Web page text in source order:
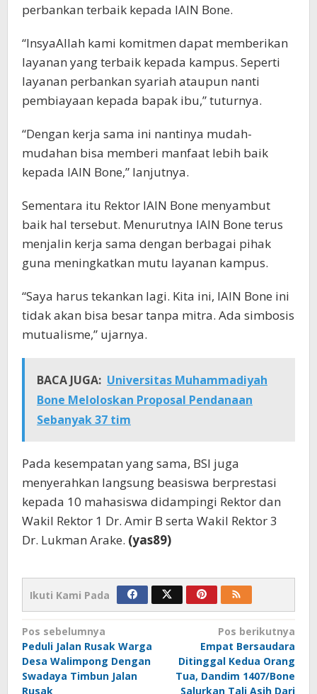
perbankan terbaik kepada IAIN Bone.
“InsyaAllah kami komitmen dapat memberikan
layanan yang terbaik kepada kampus. Seperti
layanan perbankan syariah ataupun nanti
pembiayaan kepada bapak ibu,” tuturnya.
“Dengan kerja sama ini nantinya mudah-
mudahan bisa memberi manfaat lebih baik
kepada IAIN Bone,” lanjutnya.
Sementara itu Rektor IAIN Bone menyambut
baik hal tersebut. Menurutnya IAIN Bone terus
menjalin kerja sama dengan berbagai pihak
guna meningkatkan mutu layanan kampus.
“Saya harus tekankan lagi. Kita ini, IAIN Bone ini
tidak akan bisa besar tanpa mitra. Ada simbosis
mutualisme,” ujarnya.
BACA JUGA: Universitas Muhammadiyah
Bone Meloloskan Proposal Pendanaan
Sebanyak 37 tim
Pada kesempatan yang sama, BSI juga
menyerahkan langsung beasiswa berprestasi
kepada 10 mahasiswa didampingi Rektor dan
Wakil Rektor 1 Dr. Amir B serta Wakil Rektor 3
Dr. Lukman Arake. (yas89)
Ikuti Kami Pada
Navigasi
pos
Pos sebelumnya
Peduli Jalan Rusak Warga
Desa Walimpong Dengan
Swadaya Timbun Jalan
Rusak
Pos berikutnya
Empat Bersaudara
Ditinggal Kedua Orang
Tua, Dandim 1407/Bone
Salurkan Tali Asih Dari